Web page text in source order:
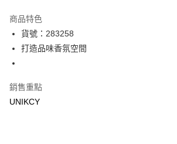
LINE Pay
Apple Pay
商品特色
貨號：283258
打造品味香氛空間
銷售重點
UNIKCY